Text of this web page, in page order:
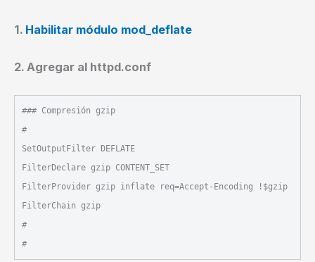
1. Habilitar módulo mod_deflate
2. Agregar al httpd.conf
### Compresión gzip
#
SetOutputFilter DEFLATE
FilterDeclare gzip CONTENT_SET
FilterProvider gzip inflate req=Accept-Encoding !$gzip
FilterChain gzip
#